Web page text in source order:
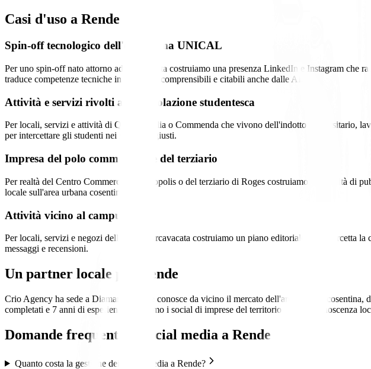
Casi d'uso a Rende
Spin-off tecnologico dell'ecosistema UNICAL
Per uno spin-off nato attorno ad Arcavacata costruiamo una presenza LinkedIn e Instagram
traduce competenze tecniche in contenuti comprensibili e citabili anche dalle AI.
Attività e servizi rivolti alla popolazione studentesca
Per locali, servizi e attività di Quattromiglia o Commenda che vivono dell'indotto universitario,
per intercettare gli studenti nei momenti giusti.
Impresa del polo commerciale e del terziario
Per realtà del Centro Commerciale Metropolis o del terziario di Roges costruiamo continuità di
locale sull'area urbana cosentina.
Attività vicino al campus
Per locali, servizi e negozi dell’area di Arcavacata costruiamo un piano editoriale che intercetta
messaggi e recensioni.
Un partner locale per Rende
Crio Agency ha sede a Diamante (CS) e conosce da vicino il mercato dell'area urbana
completati e 7 anni di esperienza, gestiamo i social di imprese del territorio unendo conoscenza
Domande frequenti su social media a Rende
Quanto costa la gestione dei social media a Rende?